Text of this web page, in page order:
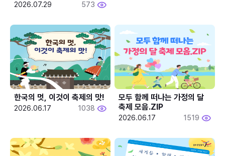
2026.07.29 573
한국의 멋, 이것이 축제의 맛!
2026.06.17 1038
모두 함께 떠나는 가정의 달
축제 모음.ZIP
2026.06.17 1519